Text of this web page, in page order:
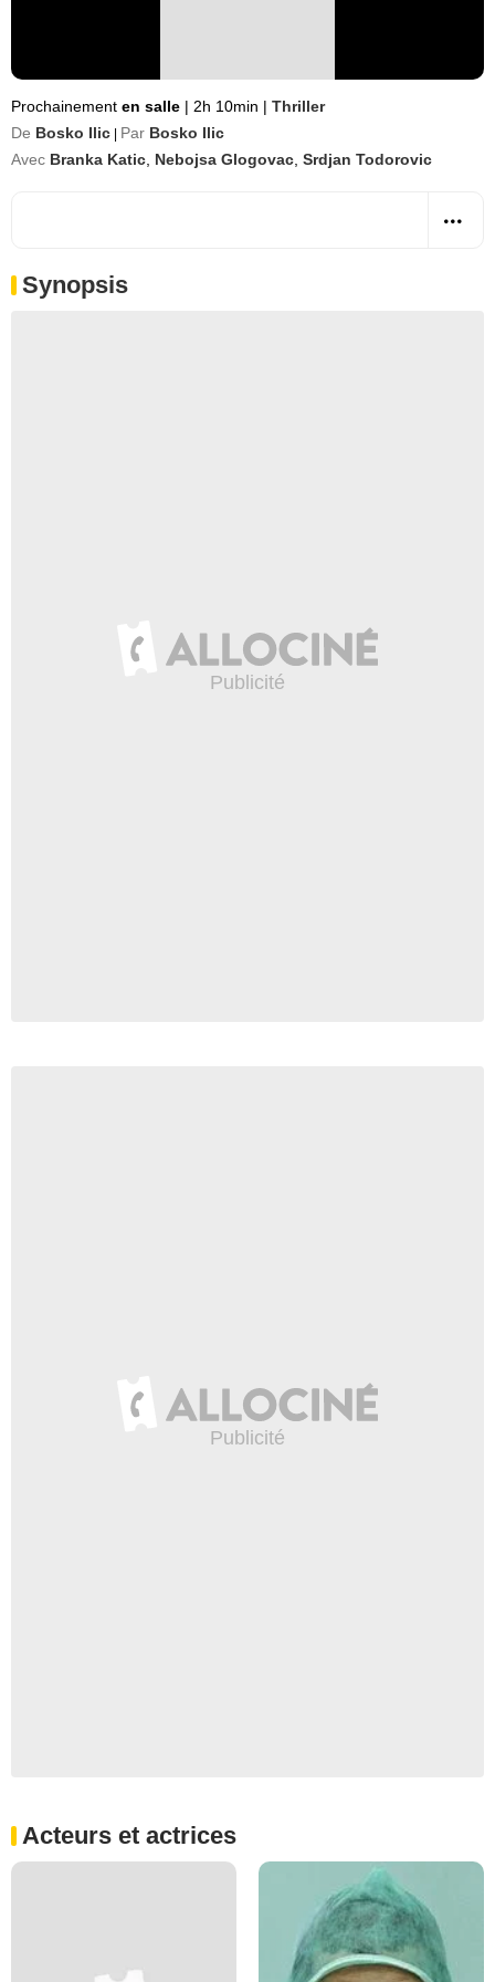
Prochainement en salle | 2h 10min | Thriller
De Bosko Ilic Par Bosko Ilic
Avec Branka Katic Nebojsa Glogovac Srdjan Todorovic
Synopsis
Acteurs et actrices